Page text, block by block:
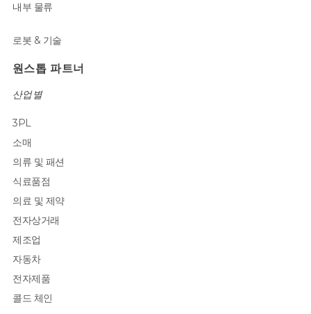
내부 물류
로봇 & 기술
원스톱 파트너
산업별
3PL
소매
의류 및 패션
식료품점
의료 및 제약
전자상거래
제조업
자동차
전자제품
콜드 체인